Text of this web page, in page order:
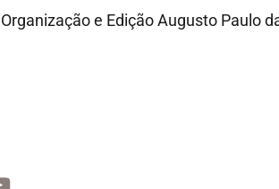
e Edição Augusto Paulo